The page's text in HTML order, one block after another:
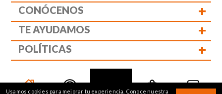
Usamos cookies para mejorar tu experiencia. Conoce nuestra
CONÓCENOS +
TE AYUDAMOS +
POLÍTICAS +
Siguenos: